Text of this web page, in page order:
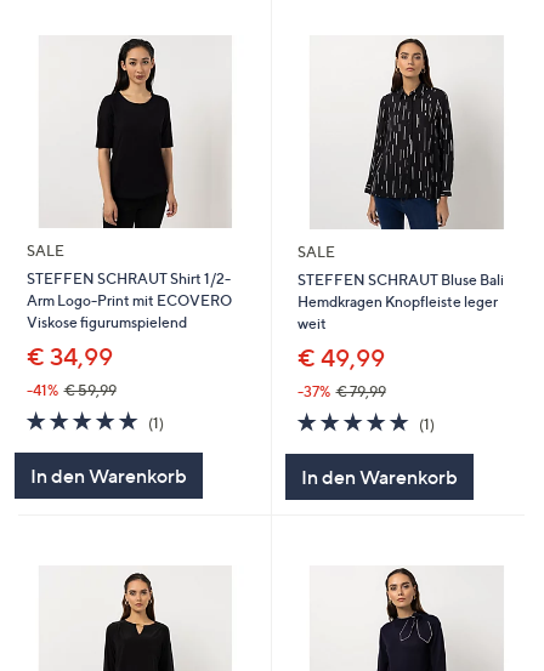
SALE
STEFFEN SCHRAUT Shirt 1/2-
Arm Logo-Print mit ECOVERO
Viskose figurumspielend
€ 34,99
-41% € 59,99
5.0
von
5
(1)
In den Warenkorb
SALE
STEFFEN SCHRAUT Bluse Bali
Hemdkragen Knopfleiste leger
weit
€ 49,99
-37% € 79,99
5.0
von
5
(1)
In den Warenkorb